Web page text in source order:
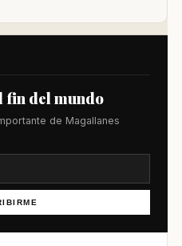
fin del mundo
de Magallanes